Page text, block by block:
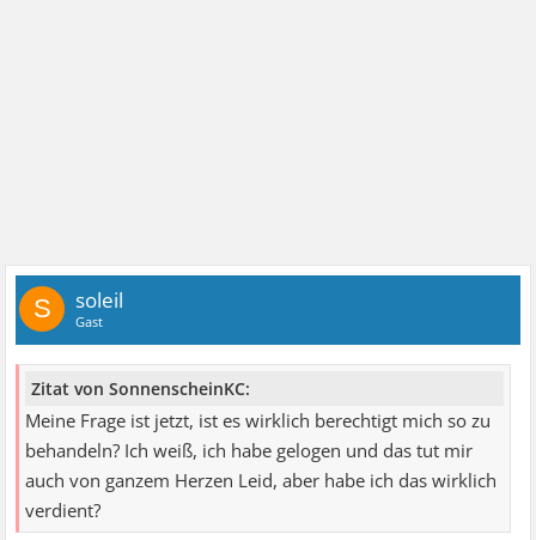
S soleil
Gast
Zitat von SonnenscheinKC:
Meine Frage ist jetzt, ist es wirklich berechtigt mich so zu
behandeln? Ich weiß, ich habe gelogen und das tut mir
auch von ganzem Herzen Leid, aber habe ich das wirklich
verdient?